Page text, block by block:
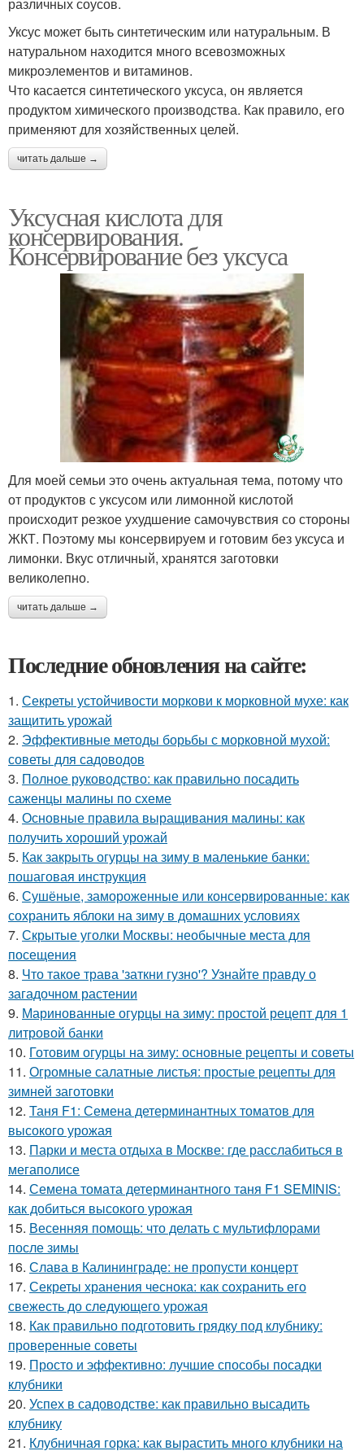
Уксус может быть синтетическим или натуральным. В
натуральном находится много всевозможных
микроэлементов и витаминов.
Что касается синтетического уксуса, он является
продуктом химического производства. Как правило, его
применяют для хозяйственных целей.
читать дальше →
Уксусная кислота для
консервирования.
Консервирование без уксуса
Для моей семьи это очень актуальная тема, потому что
от продуктов с уксусом или лимонной кислотой
происходит резкое ухудшение самочувствия со стороны
ЖКТ. Поэтому мы консервируем и готовим без уксуса и
лимонки. Вкус отличный, хранятся заготовки
великолепно.
читать дальше →
Последние обновления на сайте:
1. Секреты устойчивости моркови к морковной мухе: как
защитить урожай
2. Эффективные методы борьбы с морковной мухой:
советы для садоводов
3. Полное руководство: как правильно посадить
саженцы малины по схеме
4. Основные правила выращивания малины: как
получить хороший урожай
5. Как закрыть огурцы на зиму в маленькие банки:
пошаговая инструкция
6. Сушёные, замороженные или консервированные: как
сохранить яблоки на зиму в домашних условиях
7. Скрытые уголки Москвы: необычные места для
посещения
8. Что такое трава 'заткни гузно'? Узнайте правду о
загадочном растении
9. Маринованные огурцы на зиму: простой рецепт для 1
литровой банки
10. Готовим огурцы на зиму: основные рецепты и советы
11. Огромные салатные листья: простые рецепты для
зимней заготовки
12. Таня F1: Семена детерминантных томатов для
высокого урожая
13. Парки и места отдыха в Москве: где расслабиться в
мегаполисе
14. Семена томата детерминантного таня F1 SEMINIS:
как добиться высокого урожая
15. Весенняя помощь: что делать с мультифлорами
после зимы
16. Слава в Калининграде: не пропусти концерт
17. Секреты хранения чеснока: как сохранить его
свежесть до следующего урожая
18. Как правильно подготовить грядку под клубнику:
проверенные советы
19. Просто и эффективно: лучшие способы посадки
клубники
20. Успех в садоводстве: как правильно высадить
клубнику
21. Клубничная горка: как вырастить много клубники на